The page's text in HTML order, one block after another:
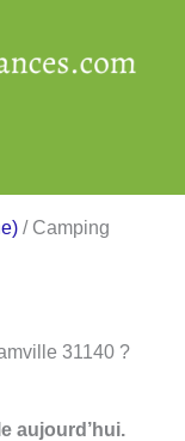
/ Camping
31140 ?
aujourd’hui.